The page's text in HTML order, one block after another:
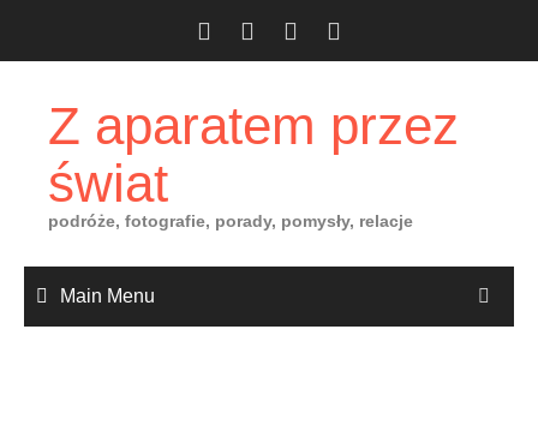
Z aparatem przez
świat
podróże, fotografie, porady, pomysły, relacje
Main Menu